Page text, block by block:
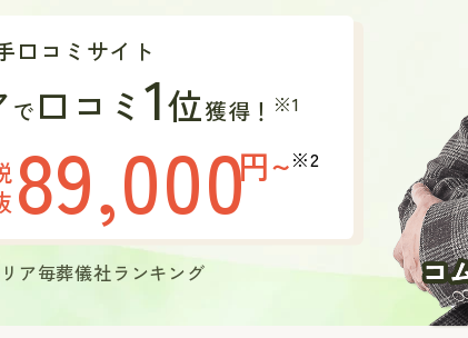
口コミサイト
で 口コミ1位獲得！ ※1
89,000円~※2
ア毎葬儀社ランキング